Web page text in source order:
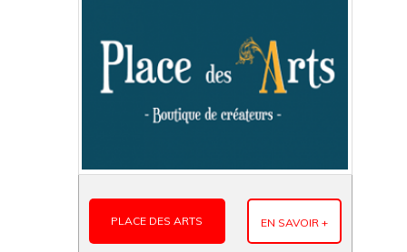
PLACE DES ARTS EN SAVOIR +